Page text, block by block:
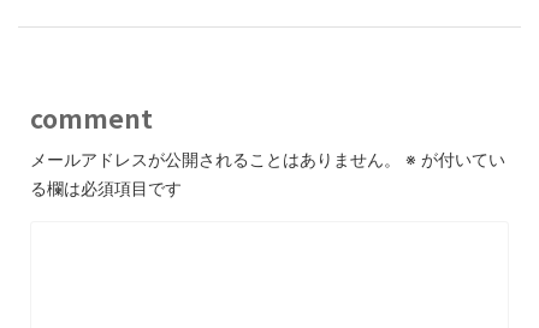
comment
メールアドレスが公開されることはありません。 ※ が付いてい
る欄は必須項目です